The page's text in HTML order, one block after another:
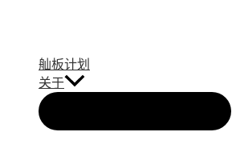
舢板计划
关于